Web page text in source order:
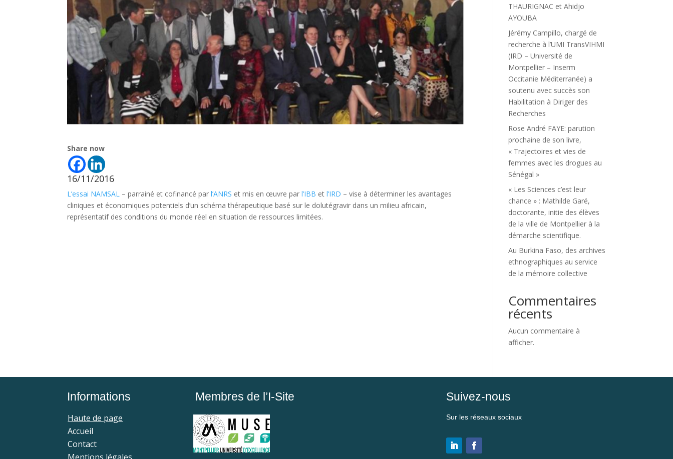
Share now
16/11/2016
L’essai NAMSAL – parrainé et cofinancé parl’ANRS et mis en œuvre parl’IBB etl’IRD – vise à déterminer les avantages
cliniques et économiques potentiels d’un schéma thérapeutique basé sur le dolutégravir dans un milieu africain,
représentatif des conditions du monde réel en situation de ressources limitées.
THAURIGNAC et Ahidjo
AYOUBA
Jérémy Campillo, chargé de
recherche à l’UMI TransVIHMI
(IRD – Université de
Montpellier – Inserm
Occitanie Méditerranée) a
soutenu avec succès son
Habilitation à Diriger des
Recherches
Rose André FAYE: parution
prochaine de son livre,
« Trajectoires et vies de
femmes avec les drogues au
Sénégal »
« Les Sciences c’est leur
chance » : Mathilde Garé,
doctorante, initie des élèves
de la ville de Montpellier à la
démarche scientifique.
Au Burkina Faso, des archives
ethnographiques au service
de la mémoire collective
Commentaires
récents
Aucun commentaire à
afficher.
Informations
Haute de page
Accueil
Contact
Membres de l’I-Site Suivez-nous
Sur les réseaux sociaux